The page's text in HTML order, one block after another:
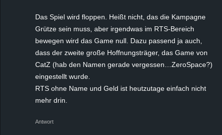
Das Spiel wird floppen. Heißt nicht, das die Kampagne
Grütze sein muss, aber irgendwas im RTS-Bereich
bewegen wird das Game null. Dazu passend ja auch,
dass der zweite große Hoffnungsträger, das Game von
CatZ (hab den Namen gerade vergessen…ZeroSpace?)
eingestellt wurde.
RTS ohne Name und Geld ist heutzutage einfach nicht
mehr drin.
Antwort